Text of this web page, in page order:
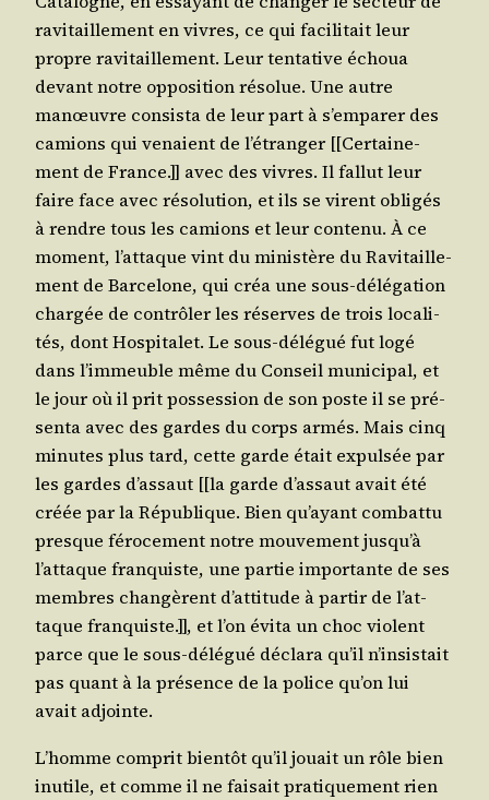
ravi­taille­ment en vivres, ce qui faci­li­tait leur
propre ravi­taille­ment. Leur ten­ta­tive échoua
devant notre oppo­si­tion réso­lue. Une autre
manœuvre consis­ta de leur part à s’emparer des
camions qui venaient de l’é­tran­ger [[Cer­tai­ne­
ment de France.]] avec des vivres. Il fal­lut leur
faire face avec réso­lu­tion, et ils se virent obli­gés
à rendre tous les camions et leur conte­nu. À ce
moment, l’at­taque vint du minis­tère du Ravi­taille­
ment de Bar­ce­lone, qui créa une sous-délé­ga­tion
char­gée de contrô­ler les réserves de trois loca­li­
tés, dont Hos­pi­ta­let. Le sous-délé­gué fut logé
dans l’im­meuble même du Conseil muni­ci­pal, et
le jour où il prit pos­ses­sion de son poste il se pré­
sen­ta avec des gardes du corps armés. Mais cinq
minutes plus tard, cette garde était expul­sée par
les gardes d’as­saut [[la garde d’as­saut avait été
créée par la Répu­blique. Bien qu’ayant com­bat­tu
presque féro­ce­ment notre mou­ve­ment jus­qu’à
l’at­taque fran­quiste, une par­tie impor­tante de ses
membres chan­gèrent d’at­ti­tude à par­tir de l’at­
taque fran­quiste.]], et l’on évi­ta un choc violent
parce que le sous-délé­gué décla­ra qu’il n’in­sis­tait
pas quant à la pré­sence de la police qu’on lui
avait adjointe.
L’homme com­prit bien­tôt qu’il jouait un rôle bien
inutile, et comme il ne fai­sait pra­ti­que­ment rien